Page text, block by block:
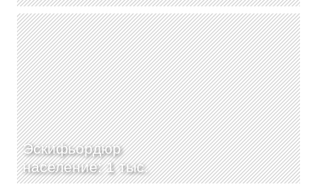
Эскифьордюр
население: 1 тыс.